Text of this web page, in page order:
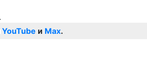
YouTube и Max.